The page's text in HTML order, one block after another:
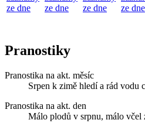
ze dne
ze dne
ze dne
ze dne
Pranostiky
Pranostika na akt. měsíc
Srpen k zimě hledí a rád vodu
Pranostika na akt. den
Málo plodů v srpnu, málo včel